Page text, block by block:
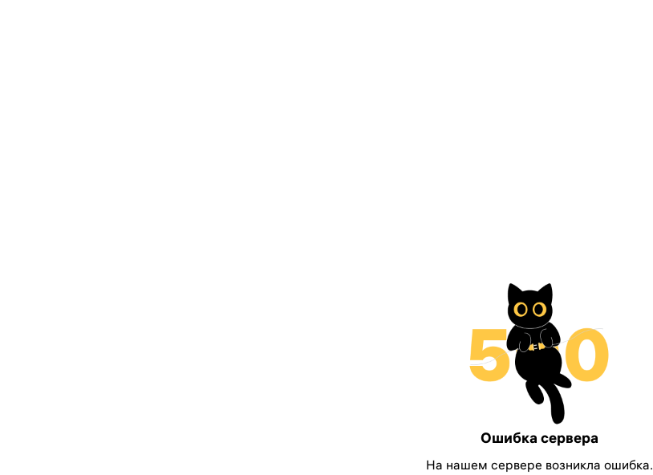
Ошибка сервера
На нашем сервере возникла ошибка.